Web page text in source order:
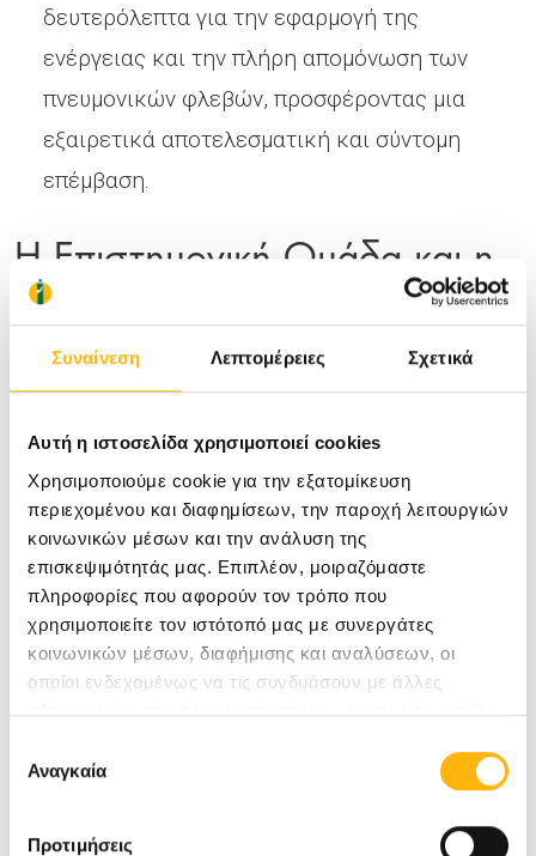
Συναίνεση Λεπτομέρειες Σχετικά
Αυτή η ιστοσελίδα χρησιμοποιεί cookies
Χρησιμοποιούμε cookie για την εξατομίκευση
περιεχομένου και διαφημίσεων, την παροχή λειτουργιών
κοινωνικών μέσων και την ανάλυση της
επισκεψιμότητάς μας. Επιπλέον, μοιραζόμαστε
πληροφορίες που αφορούν τον τρόπο που
χρησιμοποιείτε τον ιστότοπό μας με συνεργάτες
κοινωνικών μέσων, διαφήμισης και αναλύσεων, οι
οποίοι ενδεχομένως να τις συνδυάσουν με άλλες
πληροφορίες που τους έχετε παραχωρήσει ή τις οποίες
των υπηρεσιών τους.
συγκατάθεσης
Αναγκαία
Προτιμήσεις
δευτερόλεπτα για την εφαρμογή της
ενέργειας και την πλήρη απομόνωση των
πνευμονικών φλεβών, προσφέροντας μια
εξαιρετικά αποτελεσματική και σύντομη
επέμβαση.
Η Επιστημονική Ομάδα και η
Κλινική Εμπειρία
Η αποτελεσματική εφαρμογή της τεχνολογίας
PFA στοΚαρδιολογικό Ρυθμολογικό
Κέντρο του ΙΑΣΩ Γενική Κλινική υποστηρίζεται
από μια πολυμελή ιατρική ομάδα με υψηλό
επίπεδο εξειδίκευσης και πολυετή κλινική
διαδρομή. Η βαθιά τεχνογνωσία μας στη
διαχείριση μεγάλου όγκου σύνθετων
περιστατικών κατάλυσης (ablation) διασφαλίζει
την ορθή αξιοποίηση των συστημάτων PFA,
επιτρέποντάς μας να σχεδιάζουμε
εξατομικευμένα θεραπευτικά πλάνα
αποτελεσματικότητα, ακόμη και στις πιο